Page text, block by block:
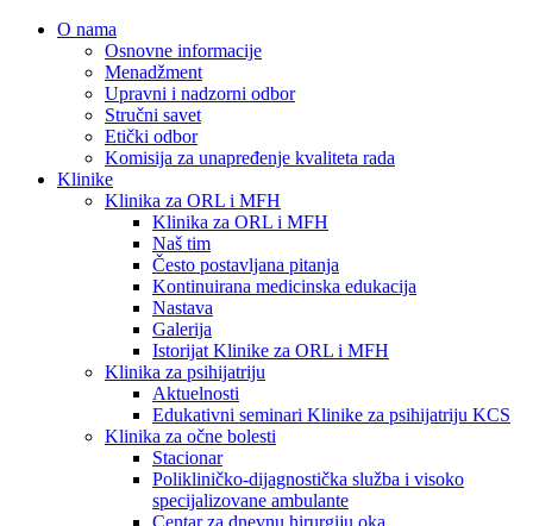
O nama
Osnovne informacije
Menadžment
Upravni i nadzorni odbor
Stručni savet
Etički odbor
Komisija za unapređenje kvaliteta rada
Klinike
Klinika za ORL i MFH
Klinika za ORL i MFH
Naš tim
Često postavljana pitanja
Kontinuirana medicinska edukacija
Nastava
Galerija
Istorijat Klinike za ORL i MFH
Klinika za psihijatriju
Aktuelnosti
Edukativni seminari Klinike za psihijatriju KCS
Klinika za očne bolesti
Stacionar
Polikliničko-dijagnostička služba i visoko
specijalizovane ambulante
Centar za dnevnu hirurgiju oka